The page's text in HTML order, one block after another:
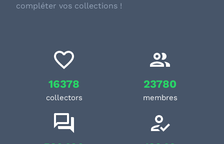
compléter vos collections !
16378
collectors
23780
membres